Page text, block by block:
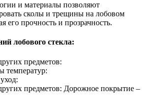
и материалы позволяют
сколы и трещины на лобовом
его прочность и прозрачность.
лобового стекла:
предметов:
температур:
предметов: Дорожное покрытие –